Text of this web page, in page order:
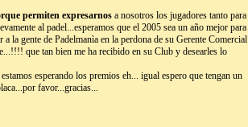
permiten expresarnos a nosotros los jugadores tanto para
al padel...esperamos que el 2005 sea un año mejor para
la gente de Padelmanìa en la perdona de su Gerente Comercial
que tan bien me ha recibido en su Club y desearles lo
esperando los premios eh... igual espero que tengan un
favor...gracias...